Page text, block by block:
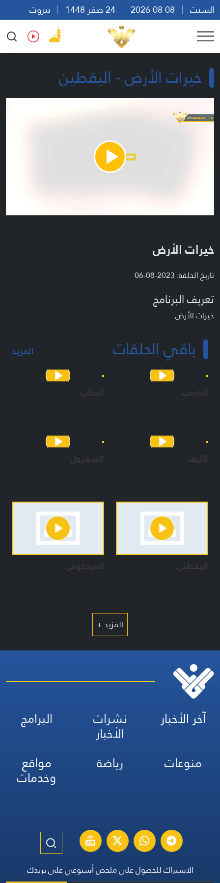
السبت
بيروت
18:09
Ar En Fr Es
خيرات الأرض - اليقطين
Play
Video
خيرات الأرض
تاريخ الحلقة: 2023-08-06
تعريف البرنامج
خيرات الأرض
باقي الحلقات المزيد
الكرمب العناب
الليف السفرجل
اليقطين المردكوش
المزيد +
آخر الأخبار نشرات
الأخبار
البرامج
منوعات
رياضة مواقع
وخدمات
الاشتراك للحصول على ملخص أسبوعي على بريدك